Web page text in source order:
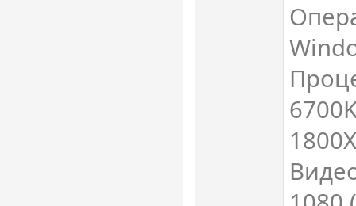
1800X